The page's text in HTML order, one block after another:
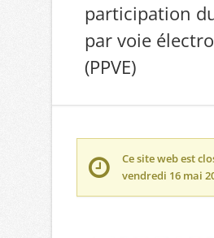
participation
par voie
(PPVE)
Ce site web est
vendredi 16 mai